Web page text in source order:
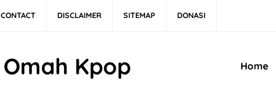
CONTACT DISCLAIMER SITEMAP DONASI
Omah Kpop Home